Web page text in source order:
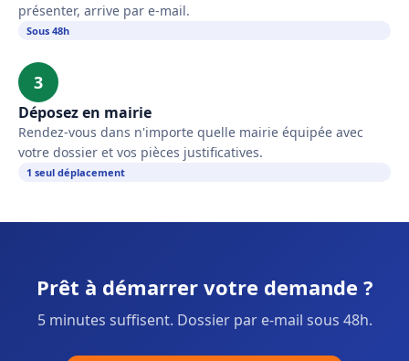
présenter, arrive par e-mail.
Sous 48h
3
Déposez en mairie
Rendez-vous dans n'importe quelle mairie équipée avec
votre dossier et vos pièces justificatives.
1 seul déplacement
Prêt à démarrer votre demande ?
5 minutes suffisent. Dossier par e-mail sous 48h.